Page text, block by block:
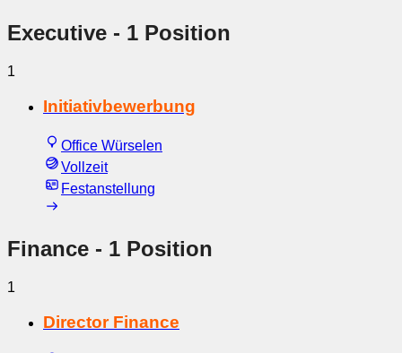
Executive - 1 Position
1
Initiativbewerbung
Office Würselen
Vollzeit
Festanstellung
Finance - 1 Position
1
Director Finance